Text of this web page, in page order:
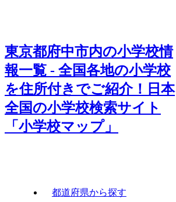
東京都府中市内の小学校情
報一覧 - 全国各地の小学校
を住所付きでご紹介！日本
全国の小学校検索サイト
「小学校マップ」
都道府県から探す